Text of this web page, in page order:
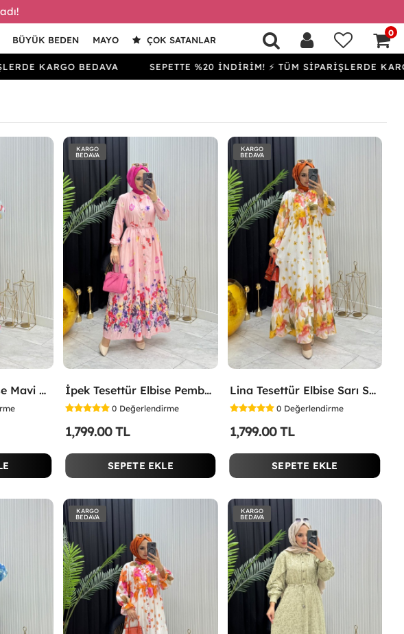
BÜYÜK BEDEN MAYO ÇOK SATANLAR
0
BEDAVA SEPETTE %20 İNDİRİM! ⚡ TÜM SİPARİŞLERDE KARGO
İpek Tesettür Elbise Mavi Mavi
KARGO
BEDAVA
İpek Tesettür Elbise Pembe Pembe
0 Değerlendirme
1,799.00 TL
SEPETE EKLE
KARGO
BEDAVA
Lina Tesettür Elbise Sarı Sarı
0 Değerlendirme
1,799.00 TL
SEPETE EKLE
KARGO
BEDAVA
KARGO
BEDAVA